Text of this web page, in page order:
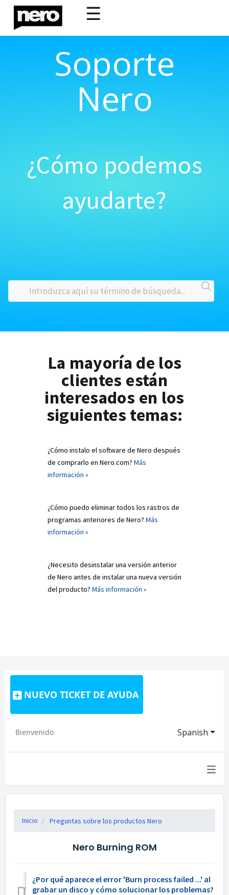
☰
Soporte
Nero
¿Cómo podemos
ayudarte?
La mayoría de los
clientes están
interesados en los
siguientes temas:
¿Cómo instalo el software de Nero después
de comprarlo en Nero.com? Más
información »
¿Cómo puedo eliminar todos los rastros de
programas anteriores de Nero? Más
información »
¿Necesito desinstalar una versión anterior
de Nero antes de instalar una nueva versión
del producto? Más información »
NUEVO TICKET DE AYUDA
Spanish
Bienvenido
Inicio Preguntas sobre los productos Nero
Nero Burning ROM
¿Por qué aparece el error 'Burn process failed ...' al
grabar un disco y cómo solucionar los problemas?